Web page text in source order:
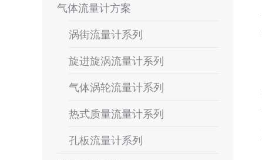
气体流量计方案
涡街流量计系列
旋进旋涡流量计系列
气体涡轮流量计系列
热式质量流量计系列
孔板流量计系列